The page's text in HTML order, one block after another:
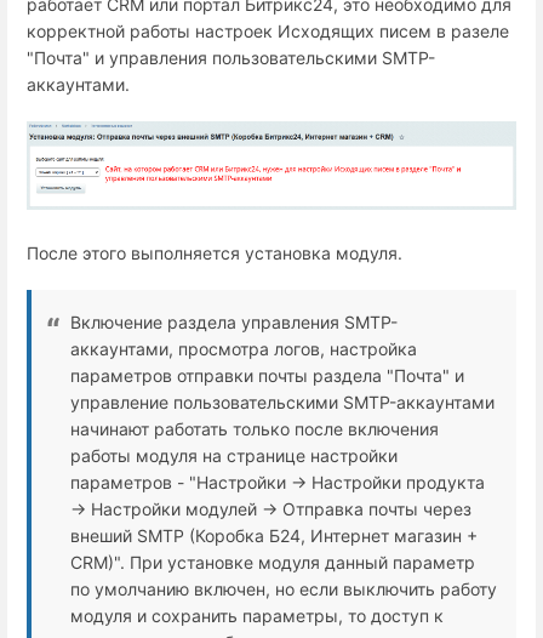
корректной работы настроек Исходящих писем в разеле
"Почта" и управления пользовательскими SMTP-
аккаунтами.
После этого выполняется установка модуля.
Включение раздела управления SMTP-
аккаунтами, просмотра логов, настройка
параметров отправки почты раздела "Почта" и
управление пользовательскими SMTP-аккаунтами
начинают работать только после включения
работы модуля на странице настройки
параметров - "Настройки → Настройки продукта
→ Настройки модулей → Отправка почты через
внеший SMTP (Коробка Б24, Интернет магазин +
СRM)". При установке модуля данный параметр
по умолчанию включен, но если выключить работу
модуля и сохранить параметры, то доступ к